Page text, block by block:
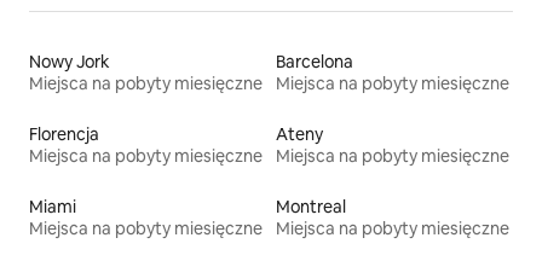
Nowy Jork
Miejsca na pobyty miesięczne
Barcelona
Miejsca na pobyty miesięczne
Florencja
Miejsca na pobyty miesięczne
Ateny
Miejsca na pobyty miesięczne
Miami
Miejsca na pobyty miesięczne
Montreal
Miejsca na pobyty miesięczne